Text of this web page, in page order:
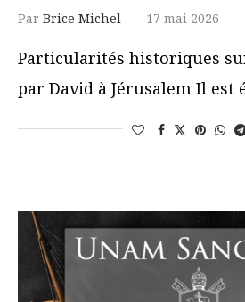
Par Brice Michel 17 mai 2026
Particularités historiques
par David à Jérusalem Il est